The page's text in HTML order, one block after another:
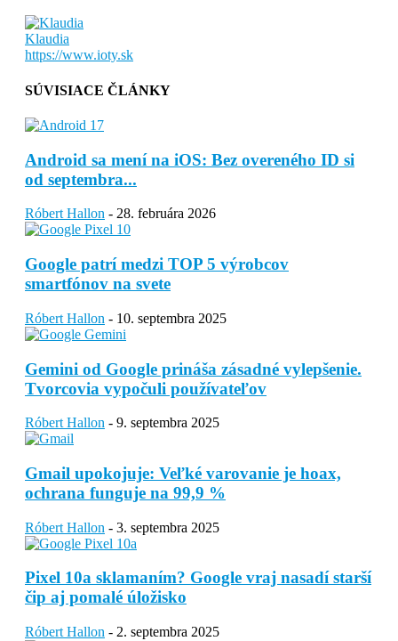
Klaudia
https://www.ioty.sk
SÚVISIACE ČLÁNKY
Android sa mení na iOS: Bez overeného ID si
od septembra...
Róbert Hallon - 28. februára 2026
Google patrí medzi TOP 5 výrobcov
smartfónov na svete
Róbert Hallon - 10. septembra 2025
Gemini od Google prináša zásadné vylepšenie.
Tvorcovia vypočuli používateľov
Róbert Hallon - 9. septembra 2025
Gmail upokojuje: Veľké varovanie je hoax,
ochrana funguje na 99,9 %
Róbert Hallon - 3. septembra 2025
Pixel 10a sklamaním? Google vraj nasadí starší
čip aj pomalé úložisko
Róbert Hallon - 2. septembra 2025